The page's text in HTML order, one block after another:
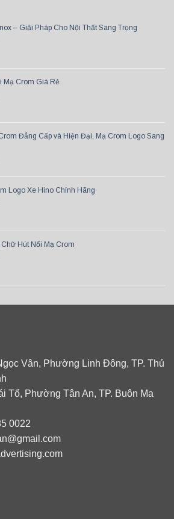
– Giải Pháp Cho Nội Thất Sang Trọng
Mạ Crom Giá Rẻ
Đẳng Cấp và Hiện Đại, Mạ Crom Logo Sang
Logo Xe Hino Chính Hãng
Hút Nổi Mạ Crom
Vân, Phường Linh Đông, TP. Thủ
Tổ, Phường Tân An, TP. Buôn Ma
0022